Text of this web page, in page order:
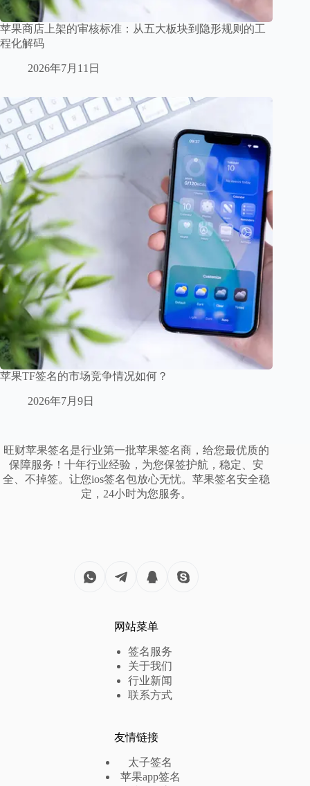
苹果商店上架的审核标准：从五大板块到隐形规则的工
程化解码
2026年7月11日
苹果TF签名的市场竞争情况如何？
2026年7月9日
旺财苹果签名是行业第一批苹果签名商，给您最优质的
保障服务！十年行业经验，为您保签护航，稳定、安
全、不掉签。让您ios签名包放心无忧。苹果签名安全稳
定，24小时为您服务。
网站菜单
签名服务
关于我们
行业新闻
联系方式
友情链接
太子签名
苹果app签名